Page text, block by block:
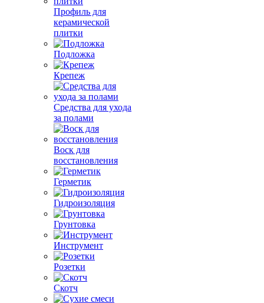
Профиль для
керамической
плитки
Подложка
Крепеж
Средства для ухода
за полами
Воск для
восстановления
Герметик
Гидроизоляция
Грунтовка
Инструмент
Розетки
Скотч